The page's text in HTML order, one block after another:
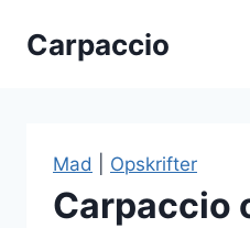
Carpaccio
Mad Opskrifter
Carpaccio